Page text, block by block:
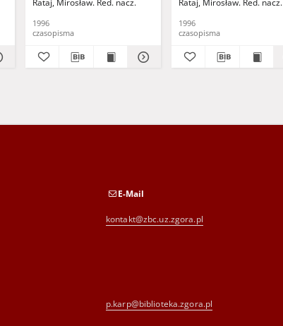
Rataj, Mirosław. Red. nacz.
1996
czasopisma
Rataj, Mirosław. Red. nacz.
1996
czasopisma
E-Mail
kontakt@zbc.uz.zgora.pl
p.karp@biblioteka.zgora.pl